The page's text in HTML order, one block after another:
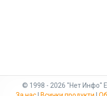
© 1998 - 2026 "Нет Инфо"